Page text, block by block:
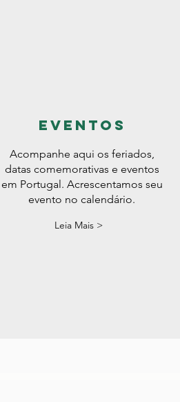
eventos
Acompanhe aqui os feriados,
datas comemorativas e eventos
em Portugal. Acrescentamos seu
evento no calendário.
Leia Mais >